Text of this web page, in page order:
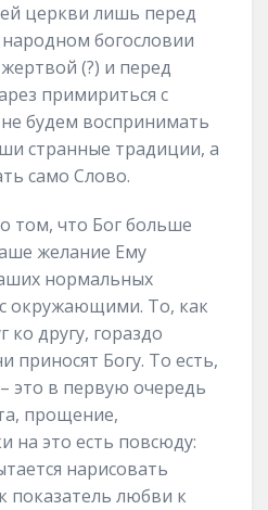
церкви лишь перед
богословии
(?) и перед
примириться с
будем воспринимать
странные традиции, а
само Слово.
том, что Бог больше
желание Ему
нормальных
окружающими. То, как
ко другу, гораздо
приносят Богу. То есть,
это в первую очередь
прощение,
на это есть повсюду:
нарисовать
показатель любви к